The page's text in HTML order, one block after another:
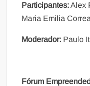
Participantes:Alex
Maria Emilia
Moderador: Paulo
Fórum